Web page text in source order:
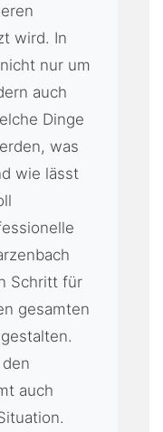
wird. In
nur um
auch
Dinge
was
wie lässt
Schritt für
gesamten
auch